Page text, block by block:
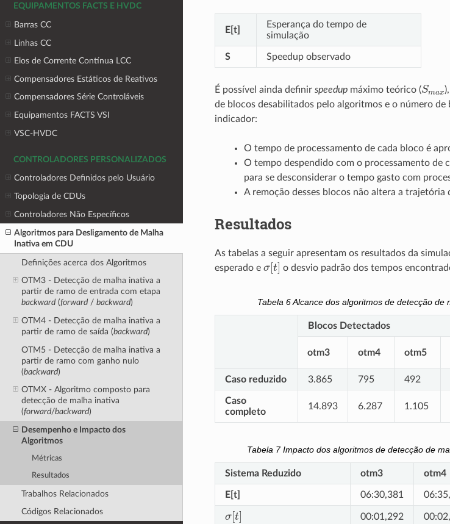
EQUIPAMENTOS FACTS E HVDC
Barras CC
Linhas CC
Elos de Corrente Contínua LCC
Compensadores Estáticos de Reativos
Compensadores Série Controláveis
Equipamentos FACTS VSI
VSC-HVDC
CONTROLADORES PERSONALIZADOS
Controladores Definidos pelo Usuário
Topologia de CDUs
Controladores Não Específicos
Algoritmos para Desligamento de Malha
Inativa em CDU
Definições acerca dos Algoritmos
OTM3 - Detecção de malha inativa a
partir de ramo de entrada com etapa
backward(forward/ backward)
OTM4 - Detecção de malha inativa a
partir de ramo de saída (backward)
OTM5 - Detecção de malha inativa a
partir de ramo com ganho nulo
(backward)
OTMX - Algoritmo composto para
detecção de malha inativa
(forward/backward)
Desempenho e Impacto dos
Algoritmos
Métricas
Resultados
Trabalhos Relacionados
Códigos Relacionados
E[t]
Esperança do tempo de
simulação
S Speedup observado
É possível ainda definir speedupmáximo teórico (Sm x
de blocos desabilitados pelo algoritmos e o número de
indicador:
O tempo de processamento de cada bloco é
O tempo despendido com o processamento de
para se desconsiderar o tempo gasto com
A remoção desses blocos não altera a trajetória
Resultados
As tabelas a seguir apresentam os resultados da
esperado e
[t]o desvio padrão dos tempos
Tabela 6Alcance dos algoritmos de detecção de
Blocos Detectados
otm3 otm4 otm5
Caso reduzido 3.865 795 492
Caso
completo
14.893 6.287 1.105
Tabela 7Impacto dos algoritmos de detecção de
Sistema Reduzido otm3 otm4
E[t] 06:30,381
[t] 00:01,292